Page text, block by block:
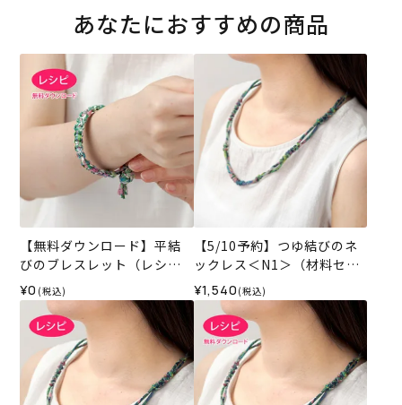
あなたにおすすめの商品
【無料ダウンロード】平結
びのブレスレット（レシ
ピ）
¥0 (税込)
【5/10予約】つゆ結びのネ
ックレス＜N1＞（材料セッ
ト）
¥1,540 (税込)